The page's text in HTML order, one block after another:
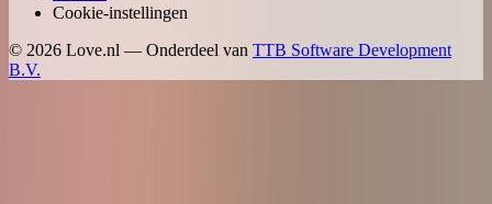
Cookie-instellingen
© 2026 Love.nl — Onderdeel van TTB Software Development
B.V.